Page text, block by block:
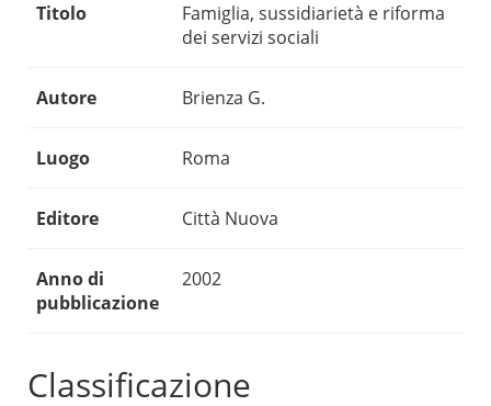
Titolo
Famiglia, sussidiarietà e riforma
dei servizi sociali
Autore Brienza G.
Luogo Roma
Editore Città Nuova
Anno di
pubblicazione
2002
Classificazione